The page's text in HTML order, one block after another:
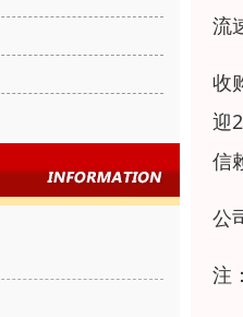
流
收
迎
信
公
注